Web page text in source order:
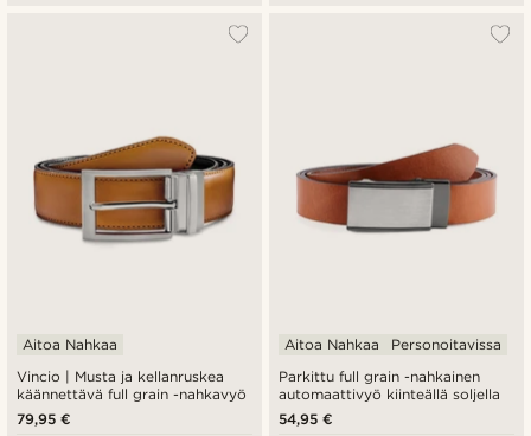
Vincio | Musta ja kellanruskea
käännettävä full grain -nahkavyö
Aitoa Nahkaa
79,95 €
Parkittu full grain -nahkainen
automaattivyö kiinteällä soljella
Aitoa Nahkaa Personoitavissa
54,95 €